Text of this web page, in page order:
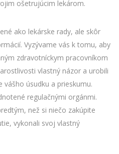
ošetrujúcim lekárom.
ako lekárske rady, ale skôr
Vyzývame vás k tomu, aby
zdravotníckym pracovníkom
vlastný názor a urobili
úsudku a prieskumu.
regulačnými orgánmi.
než si niečo zakúpite
vykonali svoj vlastný